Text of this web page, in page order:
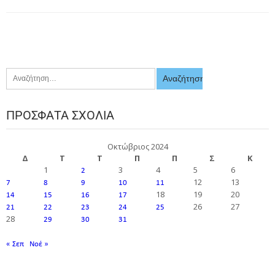
ΠΡΌΣΦΑΤΑ ΣΧΌΛΙΑ
Οκτώβριος 2024
Δ
Τ Τ Π Π Σ
Κ
1
2 3 4 5 6
7 8 9 10 11 12 13
14 15 16 17 18 19 20
21 22 23 24 25 26
27
28
29 30 31
« Σεπ Νοέ »